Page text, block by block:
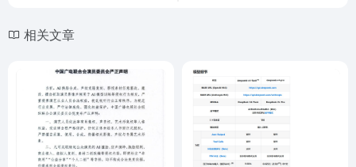
相关文章